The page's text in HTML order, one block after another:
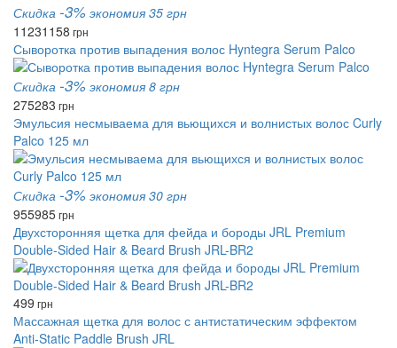
Скидка -3% экономия 35 грн
11231158 грн
Сыворотка против выпадения волос Hyntegra Serum Palco
Скидка -3% экономия 8 грн
275283 грн
Эмульсия несмываема для вьющихся и волнистых волос Curly
Palco 125 мл
Скидка -3% экономия 30 грн
955985грн
Двухсторонняя щетка для фейда и бороды JRL Premium
Double-Sided Hair & Beard Brush JRL-BR2
499 грн
Массажная щетка для волос с антистатическим эффектом
Anti-Static Paddle Brush JRL